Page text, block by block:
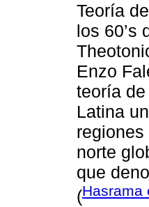
Teoría
los 60’s
Enzo
teoría
Latina
norte
que
(Hasrama